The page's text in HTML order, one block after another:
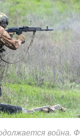
война.